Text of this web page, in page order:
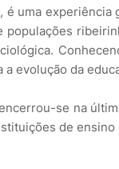
é uma
evolução da
se na
de ensino